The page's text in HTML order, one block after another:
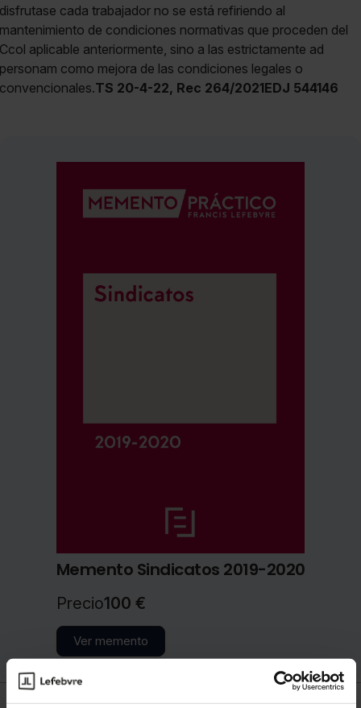
disfrutase cada trabajador no se está refiriendo al
mantenimiento de condiciones normativas que proceden del
Ccol aplicable anteriormente, sino a las estrictamente ad
personam como mejora de las condiciones legales o
convencionales.TS 20-4-22, Rec 264/2021EDJ 544146
Memento Sindicatos 2019-2020
Precio100 €
Ver memento